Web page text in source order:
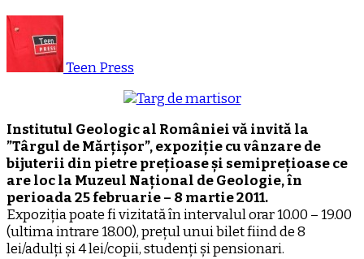
Teen Press
Institutul Geologic al României vă invită la
”Târgul de Mărțișor”, expoziție cu vânzare de
bijuterii din pietre prețioase și semiprețioase ce
are loc la Muzeul Național de Geologie, în
perioada 25 februarie – 8 martie 2011.
Expoziția poate fi vizitată în intervalul orar 10.00 – 19.00
(ultima intrare 18.00), prețul unui bilet fiind de 8
lei/adulți și 4 lei/copii, studenți și pensionari.